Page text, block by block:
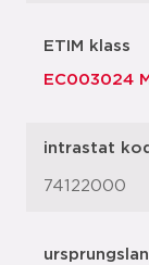
ETIM klass
EC003024
intrastat
74122000